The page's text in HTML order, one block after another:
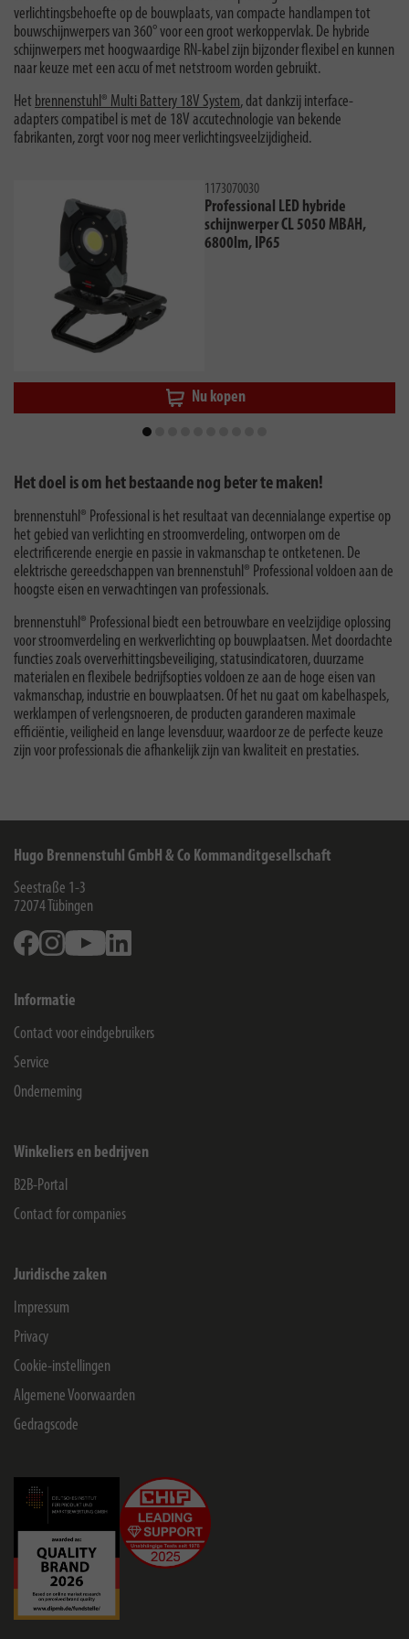
verlichtingsbehoefte op de bouwplaats, van compacte handlampen tot
bouwschijnwerpers van 360° voor een groot werkoppervlak. De hybride
schijnwerpers met hoogwaardige RN-kabel zijn bijzonder flexibel en kunnen
naar keuze met een accu of met netstroom worden gebruikt.
Het brennenstuhl® Multi Battery 18V System, dat dankzij interface-
adapters compatibel is met de 18V accutechnologie van bekende
fabrikanten, zorgt voor nog meer verlichtingsveelzijdigheid.
1173070030
Professional LED hybride
schijnwerper CL 5050 MBAH,
6800lm, IP65
Nu kopen
Het doel is om het bestaande nog beter te maken!
brennenstuhl® Professional is het resultaat van decennialange expertise op
het gebied van verlichting en stroomverdeling, ontworpen om de
electrificerende energie en passie in vakmanschap te ontketenen. De
elektrische gereedschappen van brennenstuhl® Professional voldoen aan de
hoogste eisen en verwachtingen van professionals.
brennenstuhl® Professional biedt een betrouwbare en veelzijdige oplossing
voor stroomverdeling en werkverlichting op bouwplaatsen. Met doordachte
functies zoals oververhittingsbeveiliging, statusindicatoren, duurzame
materialen en flexibele bedrijfsopties voldoen ze aan de hoge eisen van
vakmanschap, industrie en bouwplaatsen. Of het nu gaat om kabelhaspels,
werklampen of verlengsnoeren, de producten garanderen maximale
efficiëntie, veiligheid en lange levensduur, waardoor ze de perfecte keuze
zijn voor professionals die afhankelijk zijn van kwaliteit en prestaties.
Hugo Brennenstuhl GmbH & Co Kommanditgesellschaft
Seestraße 1-3
72074 Tübingen
FacebookInstagramYoutube
Informatie
Contact voor eindgebruikers
Service
Onderneming
Winkeliers en bedrijven
B2B-Portal
Contact for companies
Juridische zaken
Impressum
Privacy
Cookie-instellingen
Algemene Voorwaarden
Gedragscode